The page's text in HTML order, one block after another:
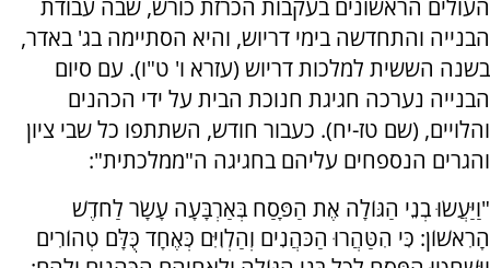
העולים הראשונים בעקבות הכרזת כורש, שבה עבודת
הבנייה והתחדשה בימי דריוש, והיא הסתיימה בג' באדר,
בשנה הששית למלכות דריוש (עזרא ו' ט"ו). עם סיום
הבנייה נערכה חגיגת חנוכת הבית על ידי הכהנים
והלויים, (שם טז-יח). כעבור חודש, השתתפו כל שבי ציון
והגרים הנספחים עליהם בחגיגה ה"ממלכתית":
"וַיַּעֲשׂוּ בְנֵי הַגּוֹלָה אֶת הַפָּסַח בְּאַרְבָּעָה עָשָׂר לַחֹדֶשׁ
הָרִאשׁוֹן: כִּי הִטַּהֲרוּ הַכֹּהֲנִים וְהַלְוִיִּם כְּאֶחָד כֻּלָּם טְהוֹרִים